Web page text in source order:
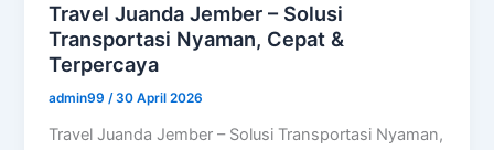
Travel Juanda Jember – Solusi
Transportasi Nyaman, Cepat &
Terpercaya
admin99/30 April 2026
Travel Juanda Jember – Solusi Transportasi Nyaman,